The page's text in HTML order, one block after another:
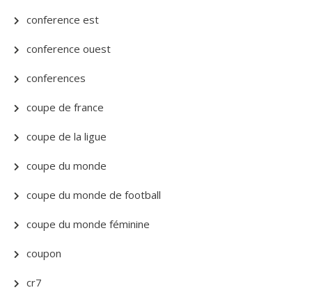
conference est
conference ouest
conferences
coupe de france
coupe de la ligue
coupe du monde
coupe du monde de football
coupe du monde féminine
coupon
cr7